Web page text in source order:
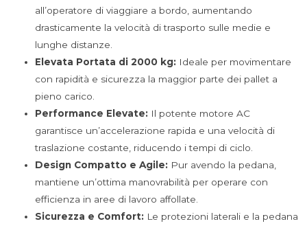
all’operatore di viaggiare a bordo, aumentando
drasticamente la velocità di trasporto sulle medie e
lunghe distanze.
Elevata Portata di 2000 kg: Ideale per movimentare
con rapidità e sicurezza la maggior parte dei pallet a
pieno carico.
Performance Elevate: Il potente motore AC
garantisce un’accelerazione rapida e una velocità di
traslazione costante, riducendo i tempi di ciclo.
Design Compatto e Agile: Pur avendo la pedana,
mantiene un’ottima manovrabilità per operare con
efficienza in aree di lavoro affollate.
Sicurezza e Comfort: Le protezioni laterali e la pedana